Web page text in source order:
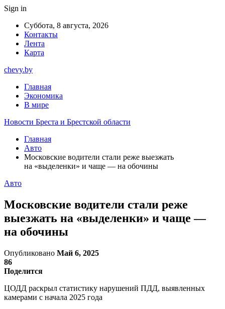
Sign in
Суббота, 8 августа, 2026
Контакты
Лента
Карта
chevy.by
Главная
Экономика
В мире
Новости Бреста и Брестской области
Главная
Авто
Московские водители стали реже выезжать
на «выделенки» и чаще — на обочины
Авто
Московские водители стали реже
выезжать на «выделенки» и чаще —
на обочины
Опубликовано Май 6, 2025
86
Поделится
ЦОДД раскрыл статистику нарушений ПДД, выявленных
камерами с начала 2025 года